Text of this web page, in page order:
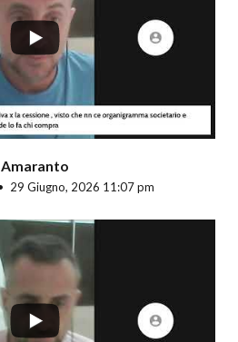
Amaranto
29 Giugno, 2026 11:07 pm